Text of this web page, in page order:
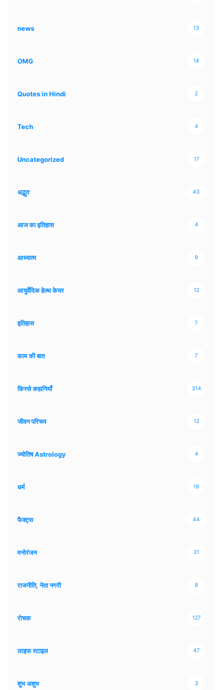
news 13
OMG 14
Quotes in Hindi 2
Tech 4
Uncategorized 17
अद्भुत 43
आज का इतिहास 4
आध्यात्म 9
आयुर्वेदिक हेल्थ केयर 12
इतिहास 7
काम की बात 7
किस्से कहानियाँ 314
जीवन परिचय 12
ज्योतिष Astrology 4
धर्म 19
फैक्ट्स 44
मनोरंजन 21
राजनीति, नेता नगरी 8
रोचक 127
लाइफ स्टाइल 47
शुभ अशुभ 3